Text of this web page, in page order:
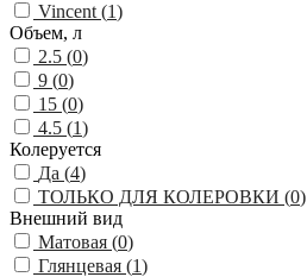
Vincent (1)
Объем, л
2.5 (0)
9 (0)
15 (0)
4.5 (1)
Колеруется
Да (4)
ТОЛЬКО ДЛЯ КОЛЕРОВКИ (0)
Внешний вид
Матовая (0)
Глянцевая (1)